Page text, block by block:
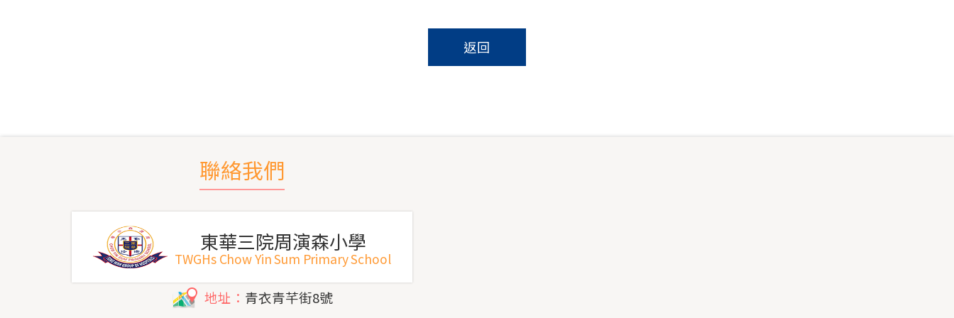
返回
聯絡我們
東華三院周演森小學
TWGHs Chow Yin Sum Primary School
地址： 青衣青芊街8號